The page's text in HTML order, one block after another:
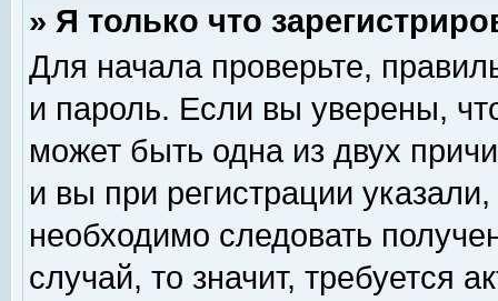
» Я только что
Для начала проверьте,
и пароль. Если вы уверены,
может быть одна из двух
и вы при регистрации
необходимо следовать
случай, то значит, требуется